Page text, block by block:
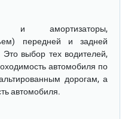
и амортизаторы,
передней и задней
Это выбор тех водителей,
автомобиля по
дорогам, а
автомобиля.